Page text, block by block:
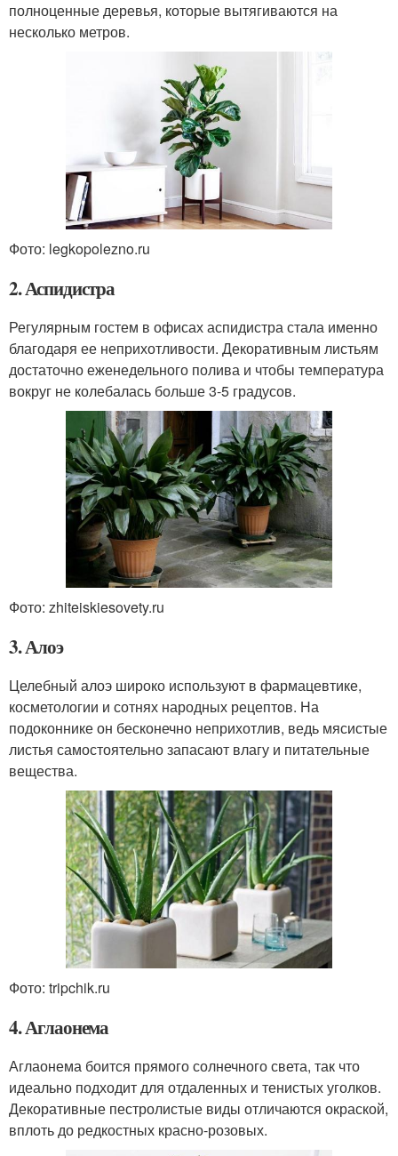
полноценные деревья, которые вытягиваются на
несколько метров.
Фото: legkopolezno.ru
2. Аспидистра
Регулярным гостем в офисах аспидистра стала именно
благодаря ее неприхотливости. Декоративным листьям
достаточно еженедельного полива и чтобы температура
вокруг не колебалась больше 3-5 градусов.
Фото: zhiteiskiesovety.ru
3. Алоэ
Целебный алоэ широко используют в фармацевтике,
косметологии и сотнях народных рецептов. На
подоконнике он бесконечно неприхотлив, ведь мясистые
листья самостоятельно запасают влагу и питательные
вещества.
Фото: tripchik.ru
4. Аглаонема
Аглаонема боится прямого солнечного света, так что
идеально подходит для отдаленных и тенистых уголков.
Декоративные пестролистые виды отличаются окраской,
вплоть до редкостных красно-розовых.